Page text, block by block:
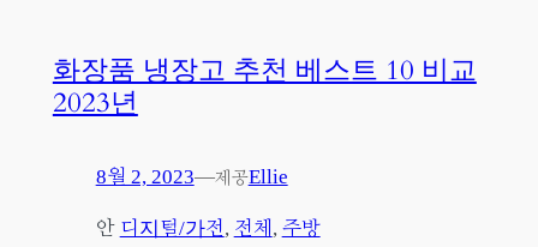
화장품 냉장고 추천 베스트 10 비교
2023년
8월 2, 2023—제공Ellie
안 디지털/가전, 전체 , 주방